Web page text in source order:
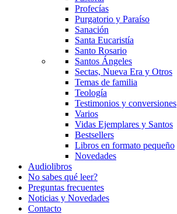
Profecías
Purgatorio y Paraíso
Sanación
Santa Eucaristía
Santo Rosario
Santos Ángeles
Sectas, Nueva Era y Otros
Temas de familia
Teología
Testimonios y conversiones
Varios
Vidas Ejemplares y Santos
Bestsellers
Libros en formato pequeño
Novedades
Audiolibros
No sabes qué leer?
Preguntas frecuentes
Noticias y Novedades
Contacto